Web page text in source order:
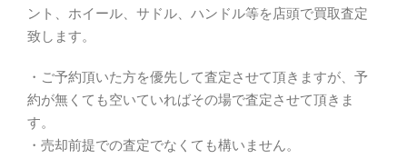
ント、ホイール、サドル、ハンドル等を店頭で買取査定
致します。
・ご予約頂いた方を優先して査定させて頂きますが、予
約が無くても空いていればその場で査定させて頂きま
す。
・売却前提での査定でなくても構いません。